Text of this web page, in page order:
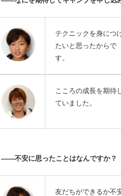
テクニックを身につ
たいと思ったからで
す。
こころの成長を期待
ていました。
――不安に思ったことはなんですか？
友だちができるか不